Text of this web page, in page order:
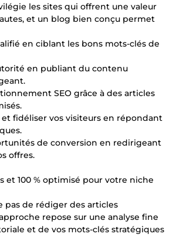
les sites qui offrent une valeur
et un blog bien conçu permet
en ciblant les bons mots-clés de
en publiant du contenu
SEO grâce à des articles
et fidéliser vos visiteurs en répondant
de conversion en redirigeant
offres.
et 100 % optimisé pour votre niche
pas de rédiger des articles
repose sur une analyse fine
et de vos mots-clés stratégiques